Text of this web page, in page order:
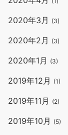
2020年3月 (3)
2020年2月 (3)
2020年1月 (3)
2019年12月 (1)
2019年11月 (2)
2019年10月 (5)